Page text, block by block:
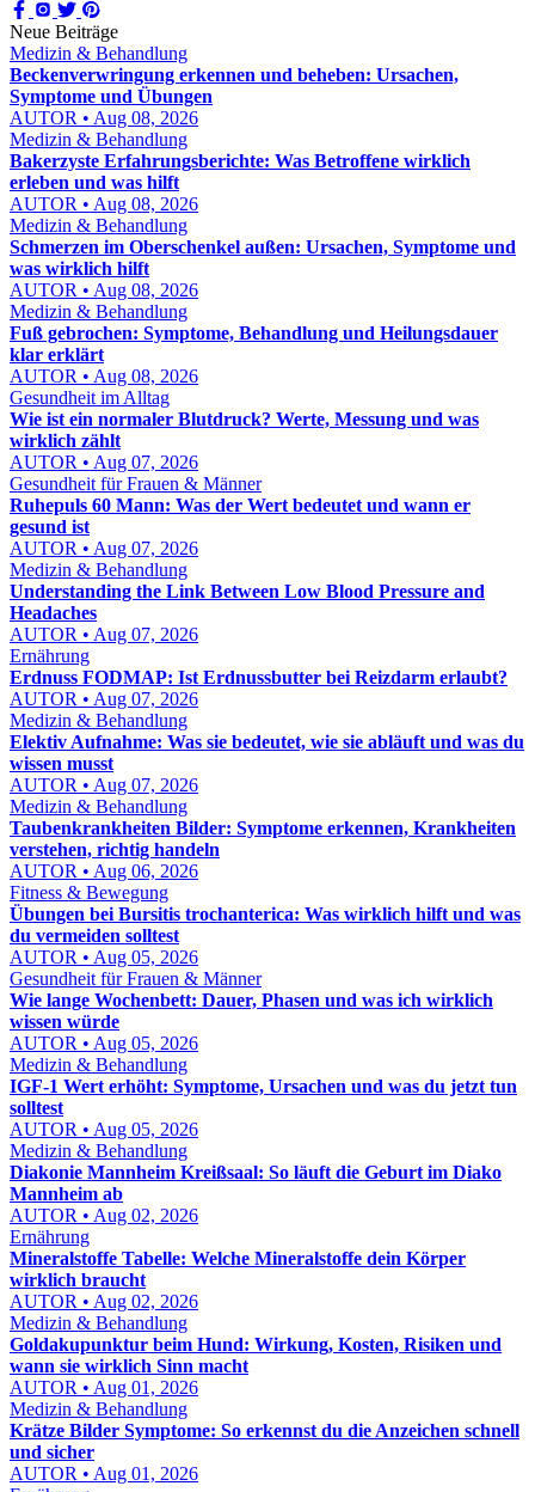
Neue Beiträge
Medizin & Behandlung
Beckenverwringung erkennen und beheben: Ursachen,
Symptome und Übungen
AUTOR • Aug 08, 2026
Medizin & Behandlung
Bakerzyste Erfahrungsberichte: Was Betroffene wirklich
erleben und was hilft
AUTOR • Aug 08, 2026
Medizin & Behandlung
Schmerzen im Oberschenkel außen: Ursachen, Symptome und
was wirklich hilft
AUTOR • Aug 08, 2026
Medizin & Behandlung
Fuß gebrochen: Symptome, Behandlung und Heilungsdauer
klar erklärt
AUTOR • Aug 08, 2026
Gesundheit im Alltag
Wie ist ein normaler Blutdruck? Werte, Messung und was
wirklich zählt
AUTOR • Aug 07, 2026
Gesundheit für Frauen & Männer
Ruhepuls 60 Mann: Was der Wert bedeutet und wann er
gesund ist
AUTOR • Aug 07, 2026
Medizin & Behandlung
Understanding the Link Between Low Blood Pressure and
Headaches
AUTOR • Aug 07, 2026
Ernährung
Erdnuss FODMAP: Ist Erdnussbutter bei Reizdarm erlaubt?
AUTOR • Aug 07, 2026
Medizin & Behandlung
Elektiv Aufnahme: Was sie bedeutet, wie sie abläuft und was du
wissen musst
AUTOR • Aug 07, 2026
Medizin & Behandlung
Taubenkrankheiten Bilder: Symptome erkennen, Krankheiten
verstehen, richtig handeln
AUTOR • Aug 06, 2026
Fitness & Bewegung
Übungen bei Bursitis trochanterica: Was wirklich hilft und was
du vermeiden solltest
AUTOR • Aug 05, 2026
Gesundheit für Frauen & Männer
Wie lange Wochenbett: Dauer, Phasen und was ich wirklich
wissen würde
AUTOR • Aug 05, 2026
Medizin & Behandlung
IGF-1 Wert erhöht: Symptome, Ursachen und was du jetzt tun
solltest
AUTOR • Aug 05, 2026
Medizin & Behandlung
Diakonie Mannheim Kreißsaal: So läuft die Geburt im Diako
Mannheim ab
AUTOR • Aug 02, 2026
Ernährung
Mineralstoffe Tabelle: Welche Mineralstoffe dein Körper
wirklich braucht
AUTOR • Aug 02, 2026
Medizin & Behandlung
Goldakupunktur beim Hund: Wirkung, Kosten, Risiken und
wann sie wirklich Sinn macht
AUTOR • Aug 01, 2026
Medizin & Behandlung
Krätze Bilder Symptome: So erkennst du die Anzeichen schnell
und sicher
AUTOR • Aug 01, 2026